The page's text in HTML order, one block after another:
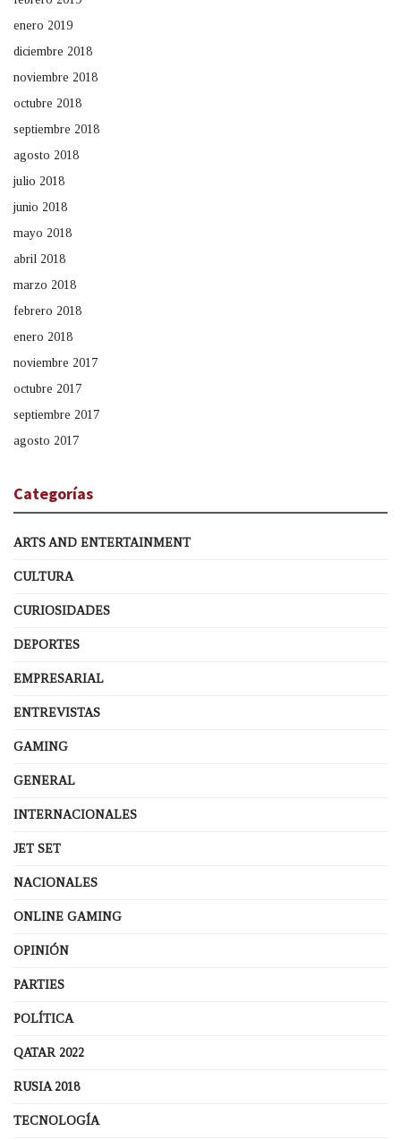
enero 2019
diciembre 2018
noviembre 2018
octubre 2018
septiembre 2018
agosto 2018
julio 2018
junio 2018
mayo 2018
abril 2018
marzo 2018
febrero 2018
enero 2018
noviembre 2017
octubre 2017
septiembre 2017
agosto 2017
Categorías
ARTS AND ENTERTAINMENT
CULTURA
CURIOSIDADES
DEPORTES
EMPRESARIAL
ENTREVISTAS
GAMING
GENERAL
INTERNACIONALES
JET SET
NACIONALES
ONLINE GAMING
OPINIÓN
PARTIES
POLÍTICA
QATAR 2022
RUSIA 2018
TECNOLOGÍA